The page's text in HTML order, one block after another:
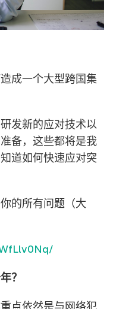
成一个大型跨国集
发新的应对技术以
备，这些都将是我
道如何快速应对突
的所有问题（大
？